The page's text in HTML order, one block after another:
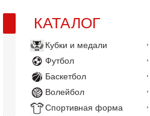
КАТАЛОГ
Кубки и медали
Футбол
Баскетбол
Волейбол
Спортивная форма